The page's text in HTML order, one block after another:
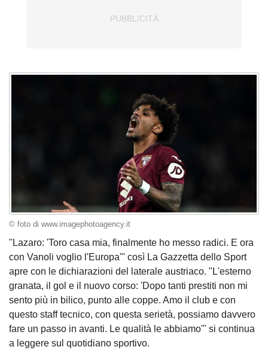
© foto di www.imagephotoagency.it
"Lazaro: 'Toro casa mia, finalmente ho messo radici. E ora
con Vanoli voglio l'Europa'" così La Gazzetta dello Sport
apre con le dichiarazioni del laterale austriaco. "L'esterno
granata, il gol e il nuovo corso: 'Dopo tanti prestiti non mi
sento più in bilico, punto alle coppe. Amo il club e con
questo staff tecnico, con questa serietà, possiamo davvero
fare un passo in avanti. Le qualità le abbiamo'" si continua
a leggere sul quotidiano sportivo.